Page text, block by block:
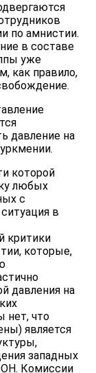
по амнистии.
в составе
уже
как правило,
давление на
которой
любых
с
в
критики
которые,
давления на
нет, что
является
западных
Комиссии